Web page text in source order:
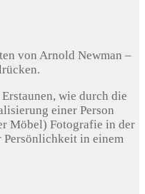
von Arnold Newman –
wie durch die
einer Person
Möbel) Fotografie in der
Persönlichkeit in einem